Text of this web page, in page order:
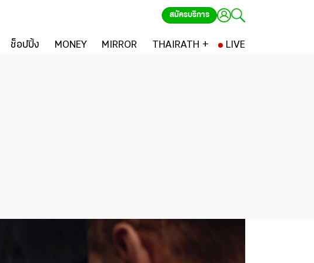
สมัครบริการ
ช็อปปิ้ง MONEY MIRROR THAIRATH + LIVE